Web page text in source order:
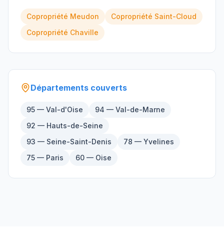
Copropriété Meudon Copropriété Saint-Cloud
Copropriété Chaville
Départements couverts
95 — Val-d'Oise
94 — Val-de-Marne
92 — Hauts-de-Seine
93 — Seine-Saint-Denis
78 — Yvelines
75 — Paris
60 — Oise